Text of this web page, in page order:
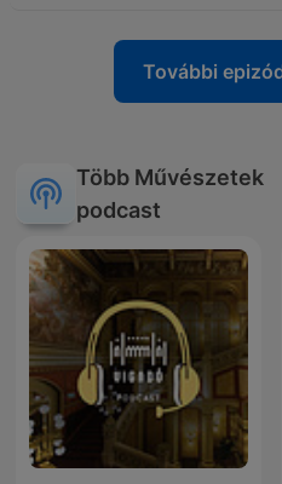
További
Több Művészetek
podcast